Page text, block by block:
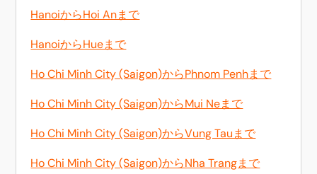
HanoiからHoi Anまで
HanoiからHueまで
Ho Chi Minh City (Saigon)からPhnom Penhまで
Ho Chi Minh City (Saigon)からMui Neまで
Ho Chi Minh City (Saigon)からVung Tauまで
Ho Chi Minh City (Saigon)からNha Trangまで